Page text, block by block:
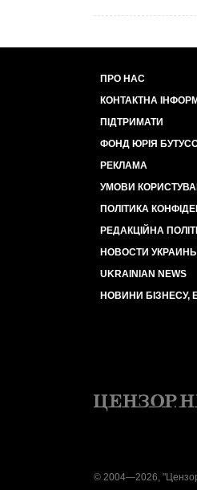
ПРО НАС
КОНТАКТНА
ПІДТРИМАТИ
ФОНД ЮРІЯ
РЕКЛАМА
УМОВИ
ПОЛІТИКА
РЕДАКЦІЙНА
НОВОСТИ УКРАИНЫ
UKRAINIAN NEWS
НОВИНИ БІЗНЕСУ,
© 2004—2026,